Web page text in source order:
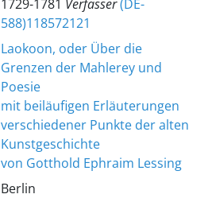
1729-1781 Verfasser(DE-
588)118572121
Laokoon, oder Über die
Grenzen der Mahlerey und
Poesie
mit beiläufigen Erläuterungen
verschiedener Punkte der alten
Kunstgeschichte
von Gotthold Ephraim Lessing
Berlin